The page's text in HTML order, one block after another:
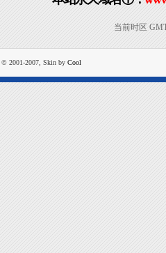
当前时区
© 2001-2007, Skin by Cool